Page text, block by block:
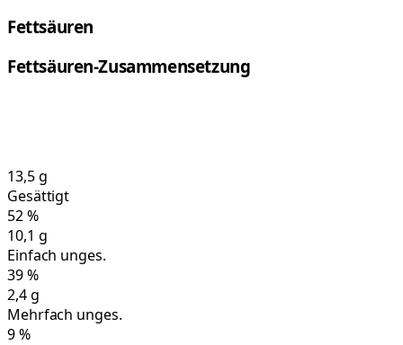
Fettsäuren
Fettsäuren-Zusammensetzung
13,5g
Gesättigt
52%
10,1 g
Einfach unges.
39%
2,4g
Mehrfach unges.
9%